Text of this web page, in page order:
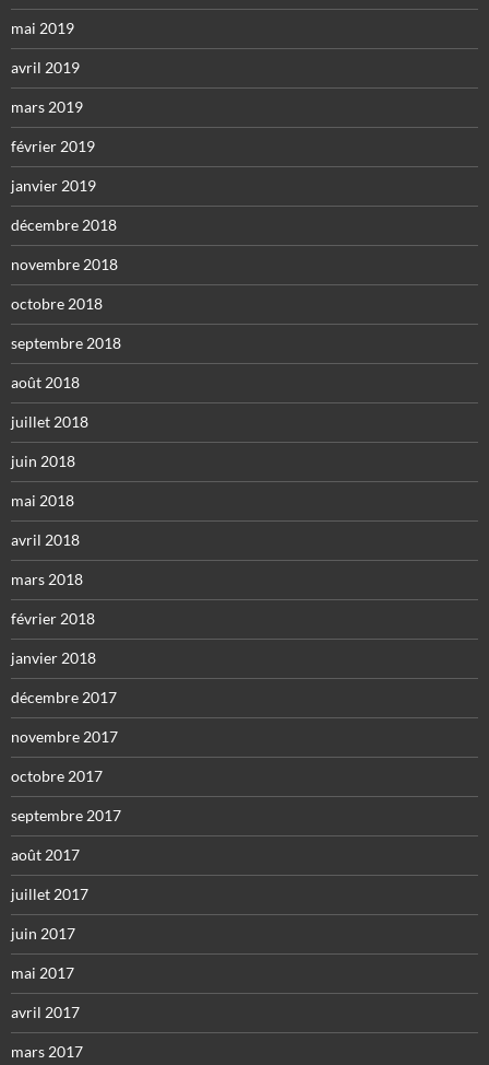
mai 2019
avril 2019
mars 2019
février 2019
janvier 2019
décembre 2018
novembre 2018
octobre 2018
septembre 2018
août 2018
juillet 2018
juin 2018
mai 2018
avril 2018
mars 2018
février 2018
janvier 2018
décembre 2017
novembre 2017
octobre 2017
septembre 2017
août 2017
juillet 2017
juin 2017
mai 2017
avril 2017
mars 2017